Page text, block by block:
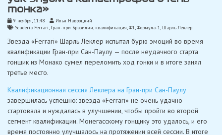
тонка»
9 ноября, 11:48
Илья Навроцкий
Scuderia Ferrari Гран-при Бразилии квалификация Ф1 Формула-1 Шарль Леклер
Звезда «Ferrari» Шарль Леклер испытал бурю эмоций во время
квалификации Гран-при Сан-Паулу — после неудачного старта
гонщик из Монако сумел переломить ход гонки и в итоге занял
третье место.
Квалификационная сессия Леклера на Гран-при Сан-Паулу
завершилась успешно: звезда «Ferrari» не очень удачно
стартовала и нуждалась в улучшении, чтобы пройти во второй
сегмент квалификации. Монегасскому гонщику это удалось, и его
время постоянно улучшалось на протяжении всей сессии. В итоге